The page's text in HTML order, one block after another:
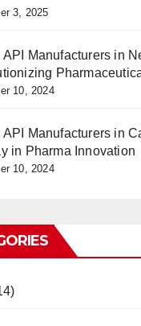
3, 2025
API Manufacturers in
10, 2024
API Manufacturers in
in Pharma Innovation
10, 2024